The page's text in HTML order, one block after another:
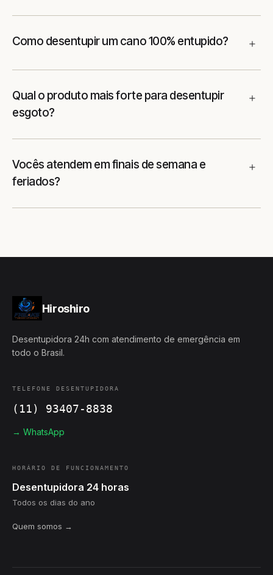
Como desentupir um cano 100% entupido?
Qual o produto mais forte para desentupir
esgoto?
Vocês atendem em finais de semana e
feriados?
Hiroshiro
Desentupidora 24h com atendimento de emergência em
todo o Brasil.
TELEFONE DESENTUPIDORA
(11) 93407-8838
→ WhatsApp
HORÁRIO DE FUNCIONAMENTO
Desentupidora 24 horas
Todos os dias do ano
Quem somos →